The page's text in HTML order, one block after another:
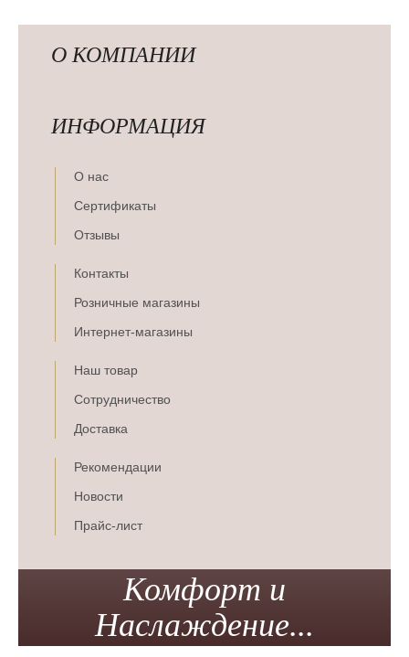
О КОМПАНИИ
ИНФОРМАЦИЯ
О нас
Сертификаты
Отзывы
Контакты
Розничные магазины
Интернет-магазины
Наш товар
Сотрудничество
Доставка
Рекомендации
Новости
Прайс-лист
Комфорт и
Наслаждение...